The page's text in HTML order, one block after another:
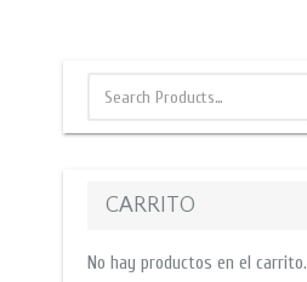
CARRITO
No hay productos en el carrito.